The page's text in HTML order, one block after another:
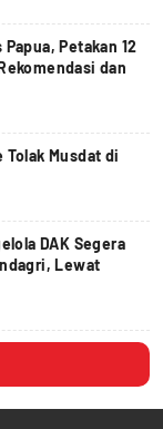
Petakan 12
dan
Tolak Musdat di
DAK Segera
Lewat